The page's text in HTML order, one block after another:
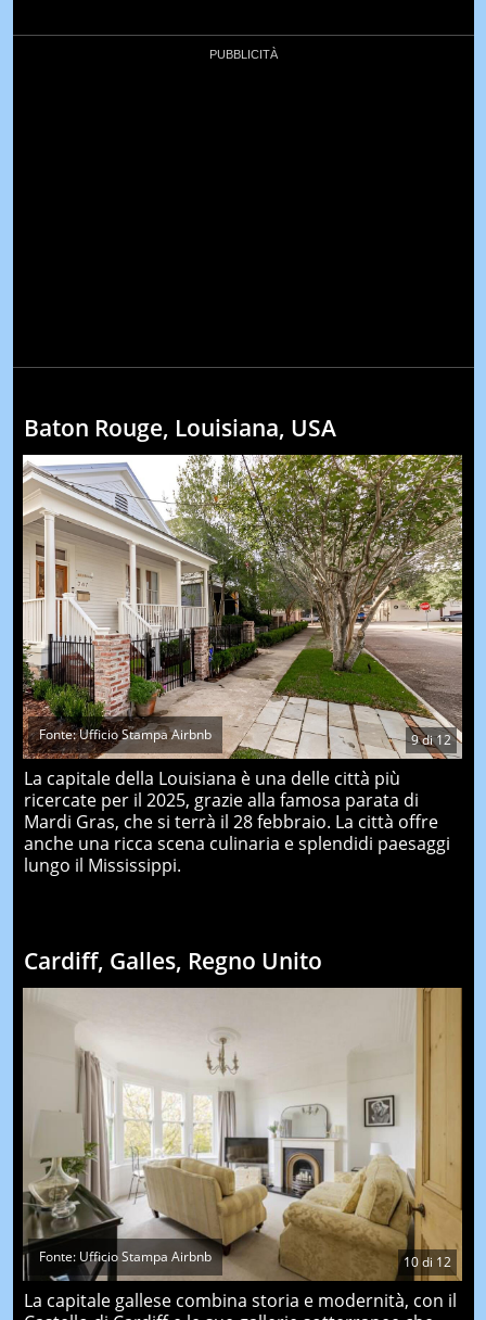
Baton Rouge, Louisiana, USA
9di12
Fonte: Ufficio Stampa Airbnb
La capitale della Louisiana è una delle città più
ricercate per il 2025, grazie alla famosa parata di
Mardi Gras, che si terrà il 28 febbraio. La città offre
anche una ricca scena culinaria e splendidi paesaggi
lungo il Mississippi.
Cardiff, Galles, Regno Unito
10di 12
Fonte: Ufficio Stampa Airbnb
La capitale gallese combina storia e modernità, con il